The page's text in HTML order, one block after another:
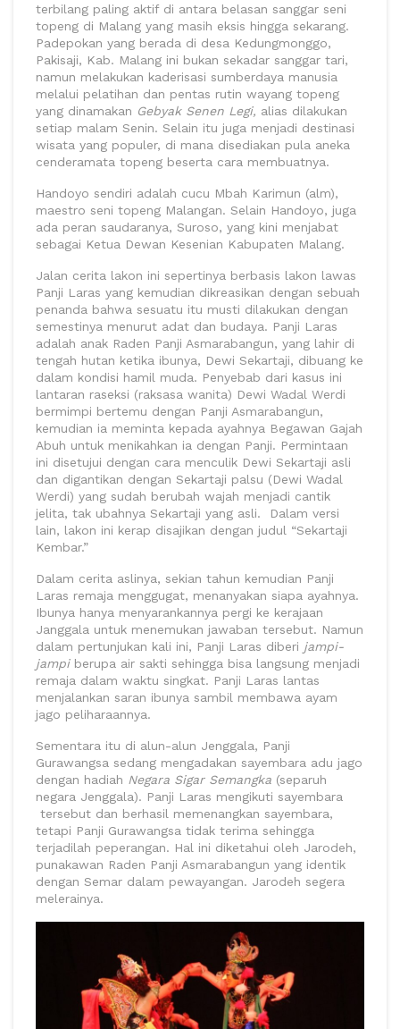
terbilang paling aktif di antara belasan sanggar seni
topeng di Malang yang masih eksis hingga sekarang.
Padepokan yang berada di desa Kedungmonggo,
Pakisaji, Kab. Malang ini bukan sekadar sanggar tari,
namun melakukan kaderisasi sumberdaya manusia
melalui pelatihan dan pentas rutin wayang topeng
yang dinamakan Gebyak Senen Legi, alias dilakukan
setiap malam Senin. Selain itu juga menjadi destinasi
wisata yang populer, di mana disediakan pula aneka
cenderamata topeng beserta cara membuatnya.
Handoyo sendiri adalah cucu Mbah Karimun (alm),
maestro seni topeng Malangan. Selain Handoyo, juga
ada peran saudaranya, Suroso, yang kini menjabat
sebagai Ketua Dewan Kesenian Kabupaten Malang.
Jalan cerita lakon ini sepertinya berbasis lakon lawas
Panji Laras yang kemudian dikreasikan dengan sebuah
penanda bahwa sesuatu itu musti dilakukan dengan
semestinya menurut adat dan budaya. Panji Laras
adalah anak Raden Panji Asmarabangun, yang lahir di
tengah hutan ketika ibunya, Dewi Sekartaji, dibuang ke
dalam kondisi hamil muda. Penyebab dari kasus ini
lantaran raseksi (raksasa wanita) Dewi Wadal Werdi
bermimpi bertemu dengan Panji Asmarabangun,
kemudian ia meminta kepada ayahnya Begawan Gajah
Abuh untuk menikahkan ia dengan Panji. Permintaan
ini disetujui dengan cara menculik Dewi Sekartaji asli
dan digantikan dengan Sekartaji palsu (Dewi Wadal
Werdi) yang sudah berubah wajah menjadi cantik
jelita, tak ubahnya Sekartaji yang asli. Dalam versi
lain, lakon ini kerap disajikan dengan judul “Sekartaji
Kembar.”
Dalam cerita aslinya, sekian tahun kemudian Panji
Laras remaja menggugat, menanyakan siapa ayahnya.
Ibunya hanya menyarankannya pergi ke kerajaan
Janggala untuk menemukan jawaban tersebut. Namun
dalam pertunjukan kali ini, Panji Laras diberi jampi-
jampi berupa air sakti sehingga bisa langsung menjadi
remaja dalam waktu singkat. Panji Laras lantas
menjalankan saran ibunya sambil membawa ayam
jago peliharaannya.
Sementara itu di alun-alun Jenggala, Panji
Gurawangsa sedang mengadakan sayembara adu jago
dengan hadiah Negara Sigar Semangka (separuh
negara Jenggala). Panji Laras mengikuti sayembara
tersebut dan berhasil memenangkan sayembara,
tetapi Panji Gurawangsa tidak terima sehingga
terjadilah peperangan. Hal ini diketahui oleh Jarodeh,
punakawan Raden Panji Asmarabangun yang identik
dengan Semar dalam pewayangan. Jarodeh segera
melerainya.